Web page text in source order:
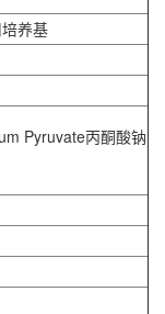
养基
Pyruvate丙酮酸钠